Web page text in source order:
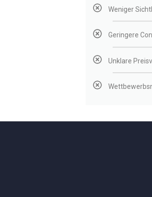
Weniger
Geringere
Unklare